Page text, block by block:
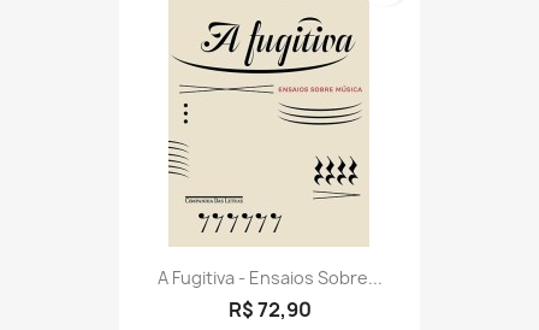
A Fugitiva - Ensaios Sobre...
R$ 72,90